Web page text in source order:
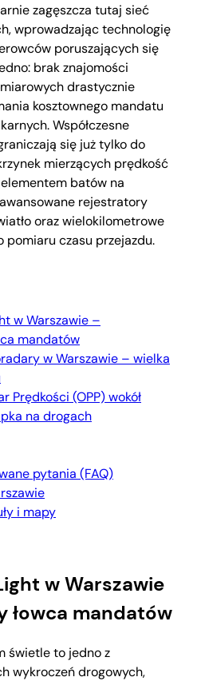
zagęszcza tutaj sieć
wprowadzając technologię
poruszających się
brak znajomości
drastycznie
kosztownego mandatu
Współczesne
się już tylko do
mierzących prędkość
batów na
rejestratory
oraz wielokilometrowe
czasu przejazdu.
w Warszawie –
mandatów
w Warszawie – wielka
Prędkości (OPP) wokół
na drogach
pytania (FAQ)
i mapy
w Warszawie
łowca mandatów
świetle to jedno z
wykroczeń drogowych,